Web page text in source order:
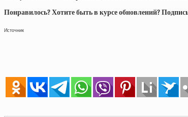
Понравилось? Хотите быть в курсе обновлений?
Источник